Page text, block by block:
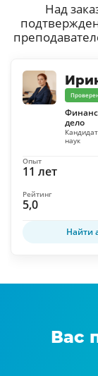
Над
дело
наук
11 лет
Опыт
5,0
Рейтинг
Найти
Вас